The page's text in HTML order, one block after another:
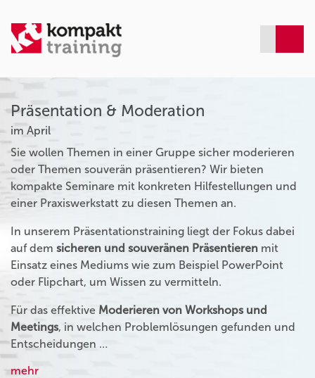
Präsentation & Moderation
im April
Sie wollen Themen in einer Gruppe sicher moderieren
oder Themen souverän präsentieren? Wir bieten
kompakte Seminare mit konkreten Hilfestellungen und
einer Praxiswerkstatt zu diesen Themen an.
In unserem Präsentationstraining liegt der Fokus dabei
auf dem sicheren und souveränen Präsentieren mit
Einsatz eines Mediums wie zum Beispiel PowerPoint
oder Flipchart, um Wissen zu vermitteln.
Für das effektive Moderieren von Workshops und
Meetings, in welchen Problemlösungen gefunden und
Entscheidungen …
mehr